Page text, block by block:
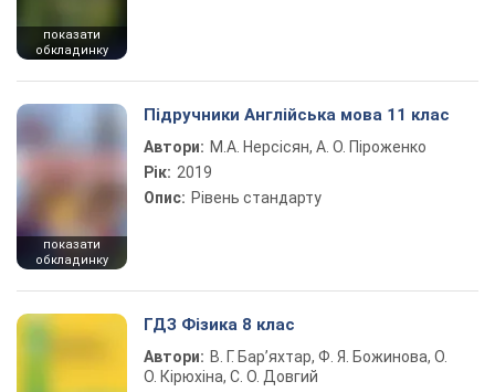
показати
обкладинку
показати
обкладинку
Підручники Англійська мова 11 клас
Автори: М.А. Нерсісян, А. О. Піроженко
Рік: 2019
Опис: Рівень стандарту
ГДЗ Фізика 8 клас
Автори: В. Г. Бар’яхтар, Ф. Я. Божинова, О.
О. Кірюхіна, С. О. Довгий